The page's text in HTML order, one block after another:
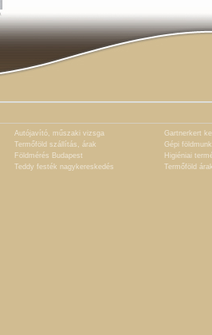
Autójavító, műszaki vizsga
Gartnerkert
Termőföld szállítás, árak
Gépi
Földmérés Budapest
Higiéniai
Teddy festék nagykereskedés Termőföld